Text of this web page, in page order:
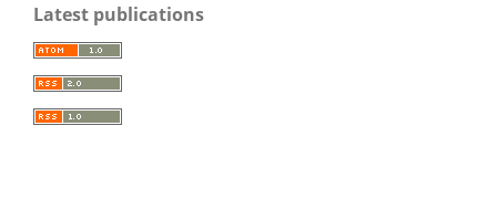
Latest publications